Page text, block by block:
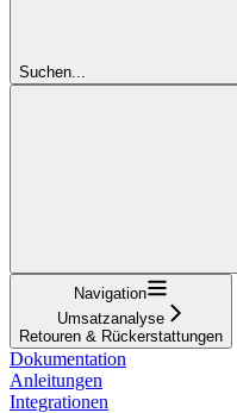
Suchen...
Navigation
Umsatzanalyse
Retouren & Rückerstattungen
Dokumentation
Anleitungen
Integrationen